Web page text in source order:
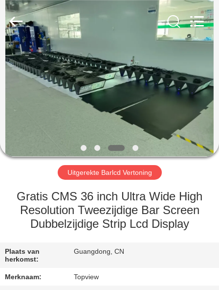
HUIS
PRODUCTEN
ONGEVEER
FABRIEKSREIS
KWALITEITSCONTROLE
CONTACTEER
Shenzhen
Topview
Display
Technology
Co.,Ltd.
Rights
Reserved.
Uitgerekte Barlcd Vertoning
Gratis CMS 36 inch Ultra Wide High
Resolution Tweezijdige Bar Screen
Dubbelzijdige Strip Lcd Display
Plaats van
herkomst:
Guangdong, CN
Merknaam: Topview